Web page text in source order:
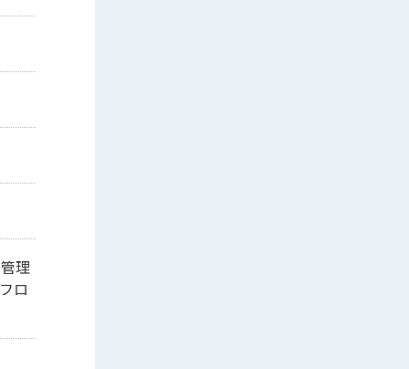
理
ロ